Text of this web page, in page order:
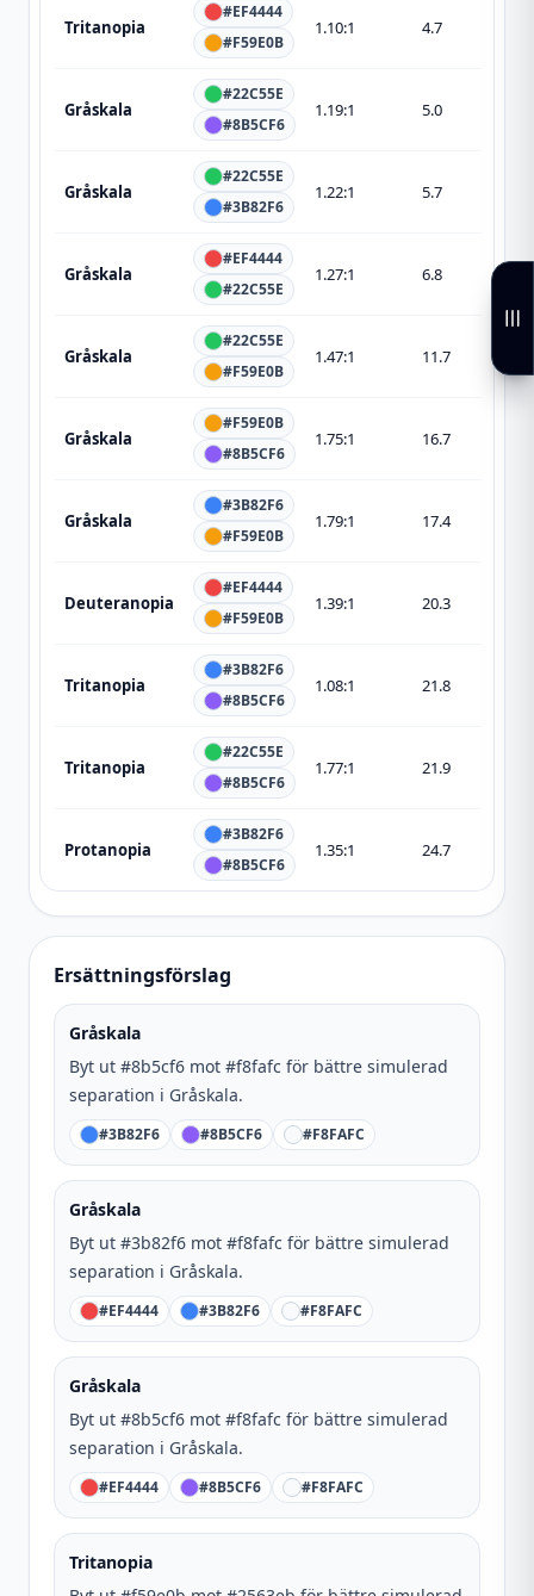
Tritanopia
#EF4444
#F59E0B
1.10:1 4.7
Gråskala
#22C55E
#8B5CF6
1.19:1 5.0
Gråskala
#22C55E
#3B82F6
1.22:1 5.7
Gråskala
#EF4444
#22C55E
1.27:1 6.8
Gråskala
#22C55E
#F59E0B
1.47:1 11.7
Gråskala
#F59E0B
#8B5CF6
1.75:1 16.7
Gråskala
#3B82F6
#F59E0B
1.79:1 17.4
Deuteranopia
#EF4444
#F59E0B
1.39:1 20.3
Tritanopia
#3B82F6
#8B5CF6
1.08:1 21.8
Tritanopia
#22C55E
#8B5CF6
1.77:1 21.9
Protanopia
#3B82F6
#8B5CF6
1.35:1 24.7
Ersättningsförslag
Gråskala
Byt ut #8b5cf6 mot #f8fafc för bättre simulerad
separation i Gråskala.
#3B82F6 #8B5CF6 #F8FAFC
Gråskala
Byt ut #3b82f6 mot #f8fafc för bättre simulerad
separation i Gråskala.
#EF4444 #3B82F6 #F8FAFC
Gråskala
Byt ut #8b5cf6 mot #f8fafc för bättre simulerad
separation i Gråskala.
#EF4444 #8B5CF6 #F8FAFC
Tritanopia